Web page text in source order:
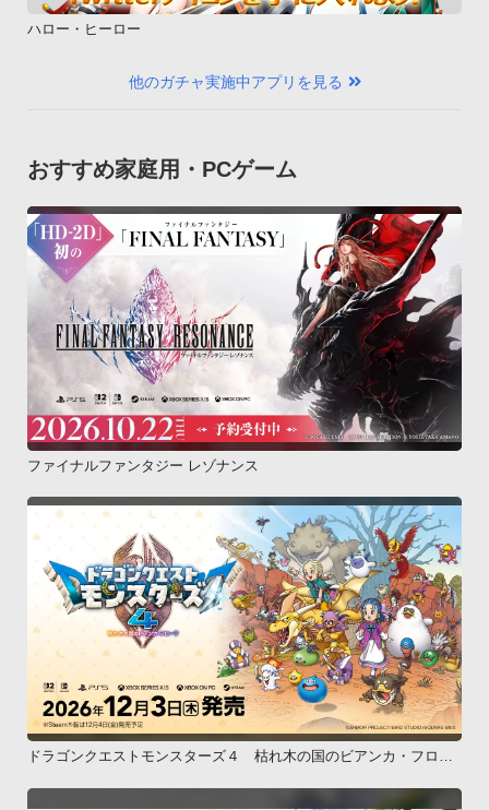
ハロー・ヒーロー
他のガチャ実施中アプリを見る
おすすめ家庭用・PCゲーム
ファイナルファンタジー レゾナンス
ドラゴンクエストモンスターズ４ 枯れ木の国のビアンカ・フロー